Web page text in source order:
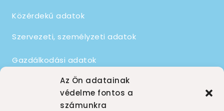
Az Ön adatainak
védelme fontos a
számunkra
Közérdekű adatok
Szervezeti, személyzeti adatok
Gazdálkodási adatok
Tevékenységre, működésre vonatkozó adatok
HASZNOS INFORMÁCIÓK